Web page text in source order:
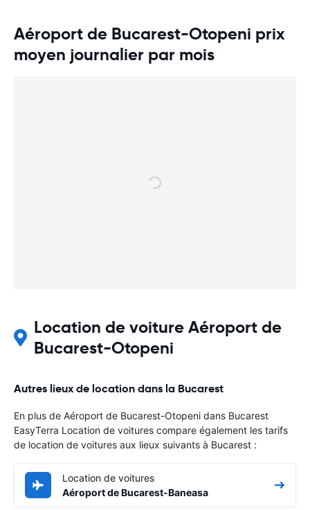
Aéroport de Bucarest-Otopeni prix
moyen journalier par mois
Location de voiture Aéroport de
Bucarest-Otopeni
Autres lieux de location dans la Bucarest
En plus de Aéroport de Bucarest-Otopeni dans Bucarest
EasyTerra Location de voitures compare également les tarifs
de location de voitures aux lieux suivants à Bucarest :
Location de voitures
Aéroport de Bucarest-Baneasa